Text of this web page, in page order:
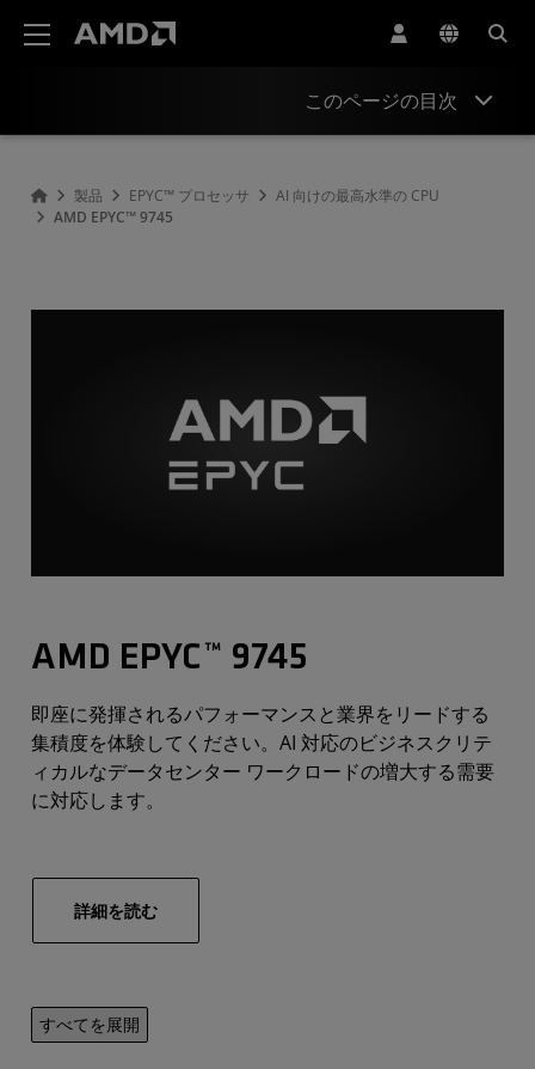
このページの目次
製品 EPYC™ プロセッサ
AI 向けの最高水準の CPU
AMD EPYC™ 9745
AMD EPYC™ 9745
即座に発揮されるパフォーマンスと業界をリードする
集積度を体験してください。AI 対応のビジネスクリテ
ィカルなデータセンター ワークロードの増大する需要
に対応します。
詳細を読む
すべてを展開